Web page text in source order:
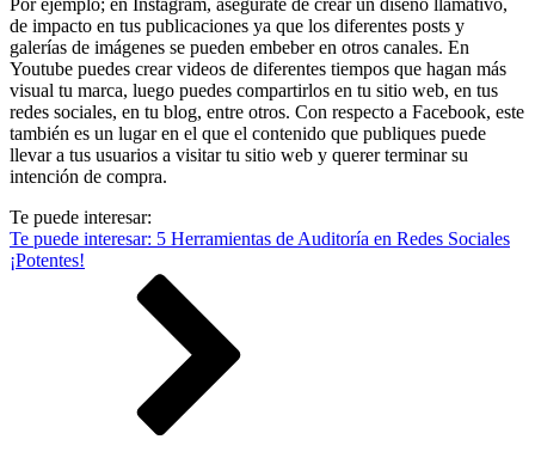
Por ejemplo; en Instagram, asegúrate de crear un diseño llamativo,
de impacto en tus publicaciones ya que los diferentes posts y
galerías de imágenes se pueden embeber en otros canales. En
Youtube puedes crear videos de diferentes tiempos que hagan más
visual tu marca, luego puedes compartirlos en tu sitio web, en tus
redes sociales, en tu blog, entre otros. Con respecto a Facebook, este
también es un lugar en el que el contenido que publiques puede
llevar a tus usuarios a visitar tu sitio web y querer terminar su
intención de compra.
Te puede interesar:
Te puede interesar: 5 Herramientas de Auditoría en Redes Sociales
¡Potentes!